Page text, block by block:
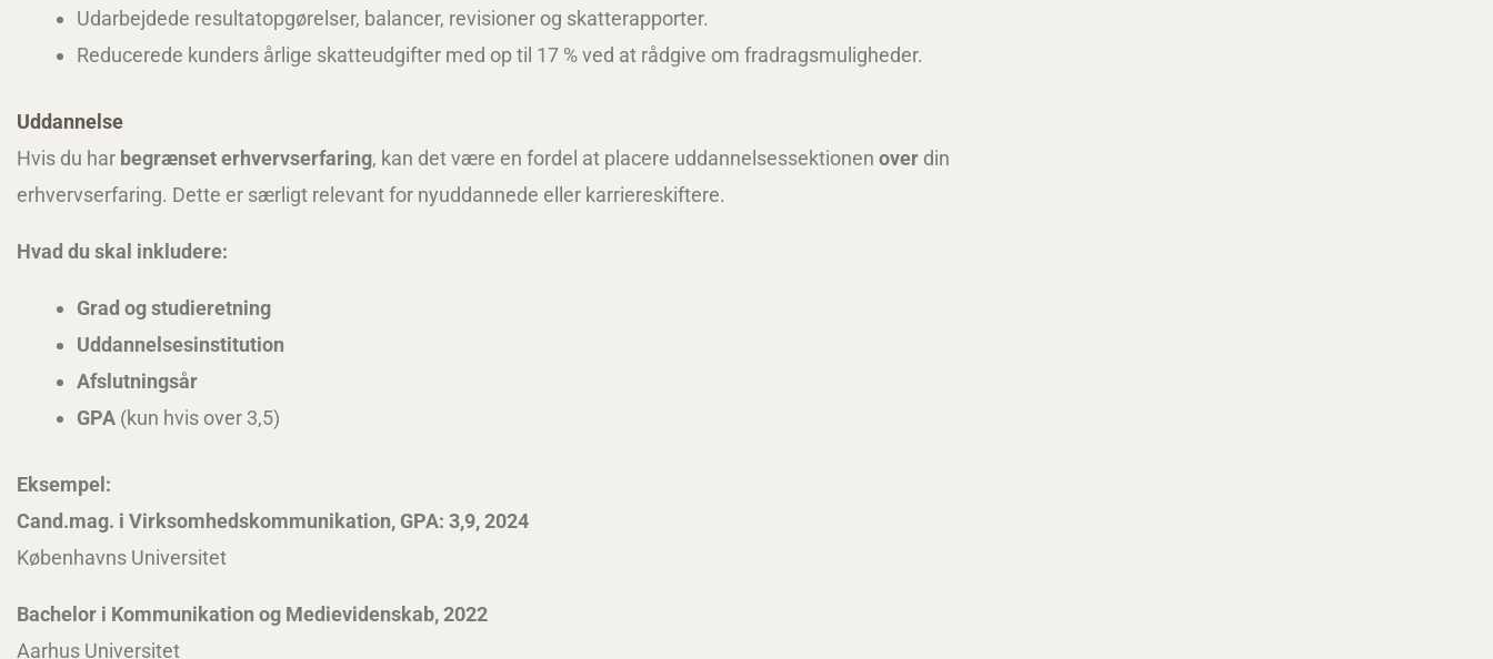
Udarbejdede resultatopgørelser, balancer, revisioner og skatterapporter.
Reducerede kunders årlige skatteudgifter med op til 17 % ved at rådgive om fradragsmuligheder.
Uddannelse
Hvis du har begrænset erhvervserfaring, kan det være en fordel at placere uddannelsessektionen over din
erhvervserfaring. Dette er særligt relevant for nyuddannede eller karriereskiftere.
Hvad du skal inkludere:
Grad og studieretning
Uddannelsesinstitution
Afslutningsår
GPA (kun hvis over 3,5)
Eksempel:
Cand.mag. i Virksomhedskommunikation, GPA: 3,9, 2024
Københavns Universitet
Bachelor i Kommunikation og Medievidenskab, 2022
Aarhus Universitet